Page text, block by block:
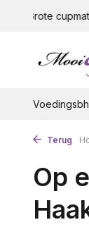
Andere
Voedingsbh
Terug
Op